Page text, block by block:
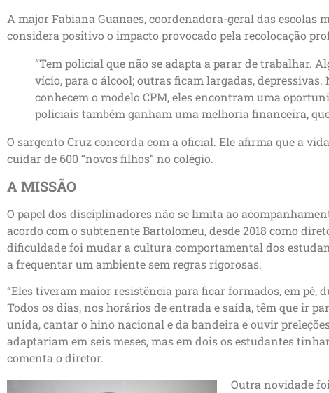
A major Fabiana Guanaes, coordenadora-geral das escolas
considera positivo o impacto provocado pela recolocação
“Tem policial que não se adapta a parar de trabalhar.
vício, para o álcool; outras ficam largadas, depressivas.
conhecem o modelo CPM, eles encontram uma
policiais também ganham uma melhoria financeira,
O sargento Cruz concorda com a oficial. Ele afirma que a
cuidar de 600 “novos filhos” no colégio.
A MISSÃO
O papel dos disciplinadores não se limita ao
acordo com o subtenente Bartolomeu, desde 2018 como
dificuldade foi mudar a cultura comportamental dos
a frequentar um ambiente sem regras rigorosas.
“Eles tiveram maior resistência para ficar formados, em pé,
Todos os dias, nos horários de entrada e saída, têm que ir
unida, cantar o hino nacional e da bandeira e ouvir
adaptariam em seis meses, mas em dois os estudantes
comenta o diretor.
Outra novidade